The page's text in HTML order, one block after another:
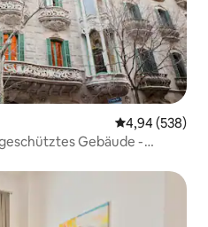
4,94 (538)
Gebäude -